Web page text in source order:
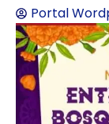
Portal